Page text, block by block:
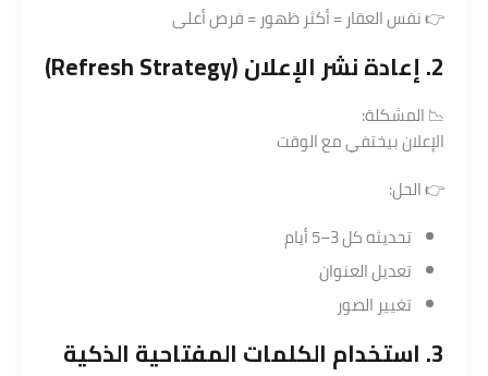
👉 نفس العقار = أكثر ظهور = فرص أعلى
2. إعادة نشر الإعلان (Refresh Strategy)
📉 المشكلة:
الإعلان بيختفي مع الوقت
👉 الحل:
تحديثه كل 3–5 أيام
تعديل العنوان
تغيير الصور
3. استخدام الكلمات المفتاحية الذكية